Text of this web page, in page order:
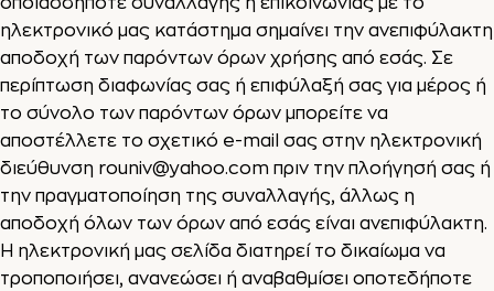
ηλεκτρονικό μας κατάστημα σημαίνει την ανεπιφύλακτη
αποδοχή των παρόντων όρων χρήσης από εσάς. Σε
περίπτωση διαφωνίας σας ή επιφύλαξή σας για μέρος ή
το σύνολο των παρόντων όρων μπορείτε να
αποστέλλετε το σχετικό e-mail σας στην ηλεκτρονική
διεύθυνση rouniv@yahoo.com πριν την πλοήγησή σας ή
την πραγματοποίηση της συναλλαγής, άλλως η
αποδοχή όλων των όρων από εσάς είναι ανεπιφύλακτη.
Η ηλεκτρονική μας σελίδα διατηρεί το δικαίωμα να
τροποποιήσει, ανανεώσει ή αναβαθμίσει οποτεδήποτε